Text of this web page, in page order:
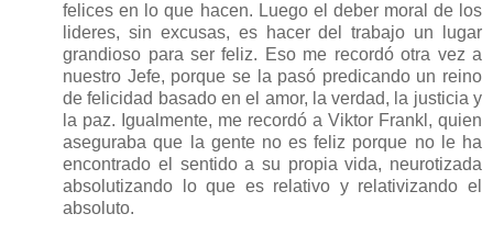
felices en lo que hacen. Luego el deber moral de los
lideres, sin excusas, es hacer del trabajo un lugar
grandioso para ser feliz. Eso me recordó otra vez a
nuestro Jefe, porque se la pasó predicando un reino
de felicidad basado en el amor, la verdad, la justicia y
la paz. Igualmente, me recordó a Viktor Frankl, quien
aseguraba que la gente no es feliz porque no le ha
encontrado el sentido a su propia vida, neurotizada
absolutizando lo que es relativo y relativizando el
absoluto.